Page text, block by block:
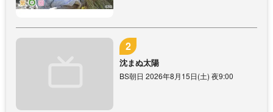
沈まぬ太陽
BS朝日 2026年8月15日(土) 夜9:00